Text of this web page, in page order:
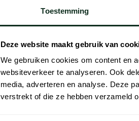
Toestemming
Deze website maakt gebruik van
We gebruiken cookies om content en
websiteverkeer te analyseren. Ook
media, adverteren en analyse. Deze
verstrekt of die ze hebben verzameld
Elke
is een